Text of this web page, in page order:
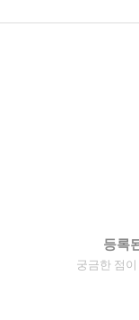
등록
궁금한 점